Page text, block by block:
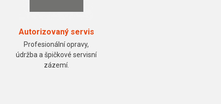
Autorizovaný servis
Profesionální opravy,
údržba a špičkové servisní
zázemí.